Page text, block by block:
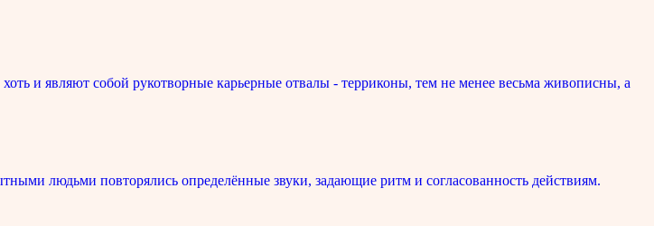
и являют собой рукотворные карьерные отвалы - терриконы, тем не менее весьма живописны, а
людьми повторялись определённые звуки, задающие ритм и согласованность действиям.